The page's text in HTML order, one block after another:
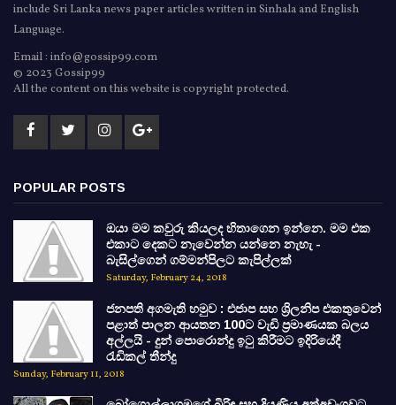
include Sri Lanka news paper articles written in Sinhala and English
Language.
Email : info@gossip99.com
© 2023 Gossip99
All the content on this website is copyright protected.
POPULAR POSTS
ඔයා මම කවුරු කියලද හිතාගෙන ඉන්නෙ. මම එක
එකාට දෙකට නැවෙන්න යන්නෙ නැහැ -
බැසිල්ගෙන් ගම්මන්පිලට කැපිල්ලක්
Saturday, February 24, 2018
ජනපති අගමැති හමුව : එජාප සහ ශ්‍රිලනිප එකතුවෙන්
පළාත් පාලන ආයතන 100ට වැඩි ප්‍රමාණයක බලය
අල්ලයි - දුන් පොරොන්දු ඉටු කිරීමට ඉදිරියේදී
රැඩිකල් තීන්දු
Sunday, February 11, 2018